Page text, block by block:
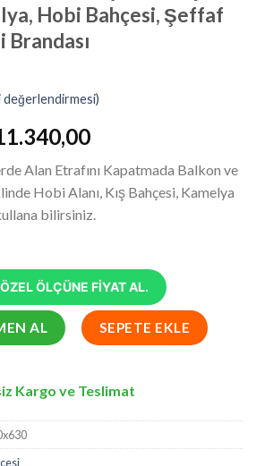
Hobi Bahçesi, Şeffaf
Şu
fiyat:
₺11.340,00.
Alan Etrafını Kapatmada Balkon ve
Hobi Alanı, Kış Bahçesi, Kamelya
bilirsiniz.
ÖLÇÜNE FİYAT AL.
Şeffaf Kış Bahçesi, Kamelya, Hobi
AL SEPETE EKLE
Kargo ve Teslimat